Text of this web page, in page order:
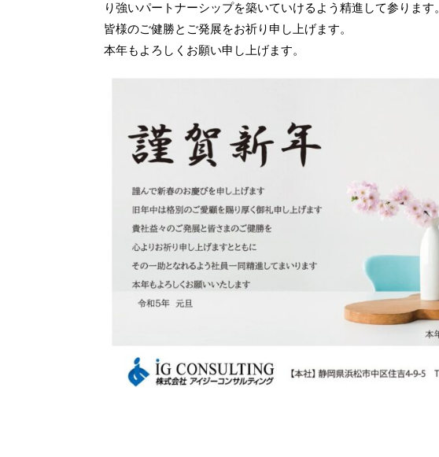
り強いパートナーシップを築いていけるよう精進して参ります。
皆様のご健勝とご発展をお祈り申し上げます。
本年もよろしくお願い申し上げます。